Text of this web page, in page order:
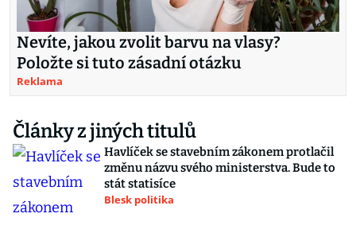
Nevíte, jakou zvolit barvu na vlasy?
Položte si tuto zásadní otázku
Reklama
Články z jiných titulů
Havlíček se stavebním zákonem protlačil
změnu názvu svého ministerstva. Bude to
stát statisíce
Blesk politika